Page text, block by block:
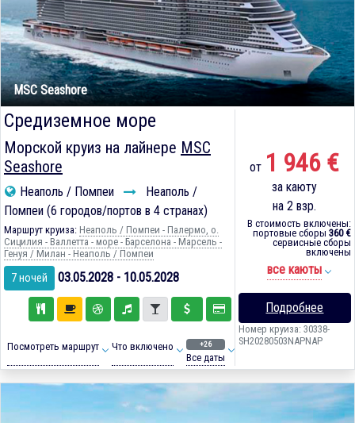
MSC Seashore
Средиземное море
Морской круиз на лайнере MSC
Seashore
Неаполь / Помпеи
Неаполь /
Помпеи (6 городов/портов в 4 странах)
Маршрут круиза: Неаполь / Помпеи - Палермо, о.
Сицилия - Валлетта - море - Барселона - Марсель -
Генуя / Милан - Неаполь / Помпеи
7 ночей 03.05.2028 - 10.05.2028
Посмотреть маршрут Что включено +26
Все даты
от 1 946 €
за каюту
на 2 взр.
В стоимость включены:
портовые сборы 360 €
сервисные сборы
включены
все каюты
Подробнее
Номер круиза: 30338-
SH20280503NAPNAP